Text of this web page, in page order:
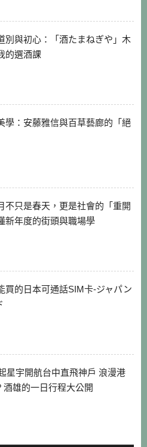
別與初心：「酒たまねぎや」木
的選酒課
學：安藤雅信與百草藝廊的「絕
不只是春天，更是社會的「重開
新年度的街頭與職場學
買的日本可通話SIM卡-ジャパン
星宇開航台中直飛神戶 浪漫港
酒雄的一日行程大公開